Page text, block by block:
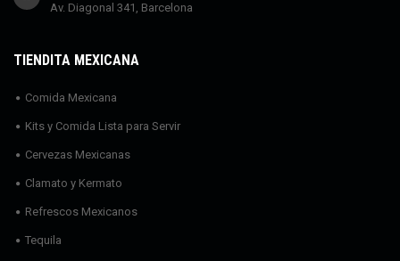
Av. Diagonal 341, Barcelona
TIENDITA MEXICANA
Comida Mexicana
Kits y Comida Lista para Servir
Cervezas Mexicanas
Clamato y Kermato
Refrescos Mexicanos
Tequila